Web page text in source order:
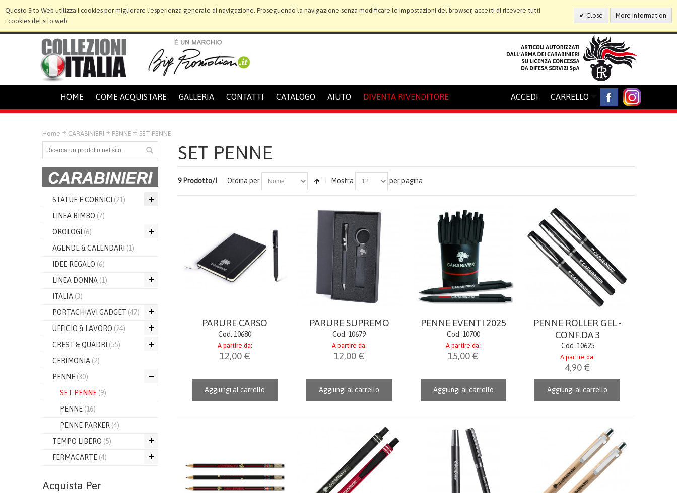
Questo Sito Web utilizza i cookies per migliorare l'esperienza generale di navigazione. Proseguendo la navigazione senza modificare le impostazioni del browser, accetti di ricevere tutti
i cookies del sito web
Close More Information
HOME COME ACQUISTARE GALLERIA CONTATTI CATALOGO AIUTO DIVENTA RIVENDITORE CARRELLO
ACCEDI
Home CARABINIERI PENNE SET PENNE
SET PENNE
9 Prodotto/I Ordina per Mostra per pagina
PARURE CARSO
Cod. 10680
A partire da:
12,00 €
Aggiungi al carrello
PARURE SUPREMO
Cod. 10679
A partire da:
12,00 €
Aggiungi al carrello
PENNE EVENTI 2025
Cod. 10700
A partire da:
15,00 €
Aggiungi al carrello
PENNE ROLLER GEL -
CONF.DA 3
Cod. 10625
A partire da:
4,90 €
Aggiungi al carrello
STATUE E CORNICI (21)
LINEA BIMBO (7)
OROLOGI (6)
AGENDE & CALENDARI (1)
IDEE REGALO (6)
LINEA DONNA (1)
ITALIA (3)
PORTACHIAVI GADGET (47)
UFFICIO & LAVORO (24)
CREST & QUADRI (55)
CERIMONIA (2)
PENNE (30)
SET PENNE (9)
PENNE (16)
PENNE PARKER (4)
TEMPO LIBERO (5)
FERMACARTE (4)
Acquista Per